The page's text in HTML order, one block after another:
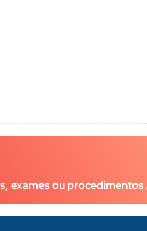
exames ou procedimentos.